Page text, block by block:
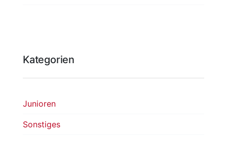
Kategorien
Junioren
Sonstiges